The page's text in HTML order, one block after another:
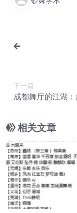
下一篇
成都舞厅的江湖
相关文章